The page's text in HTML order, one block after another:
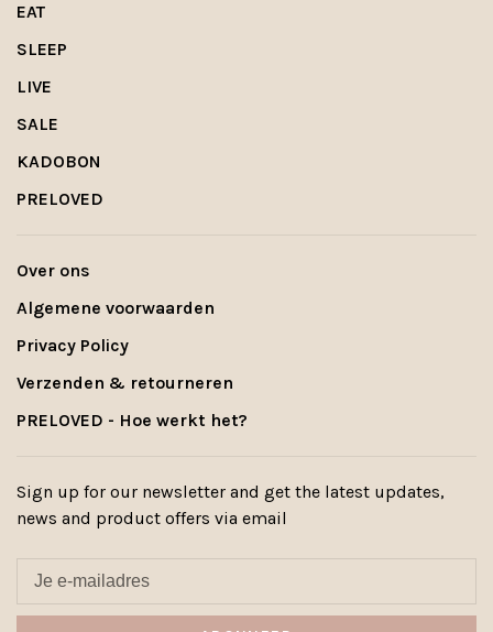
EAT
SLEEP
LIVE
SALE
KADOBON
PRELOVED
Over ons
Algemene voorwaarden
Privacy Policy
Verzenden & retourneren
PRELOVED - Hoe werkt het?
Sign up for our newsletter and get the latest updates,
news and product offers via email